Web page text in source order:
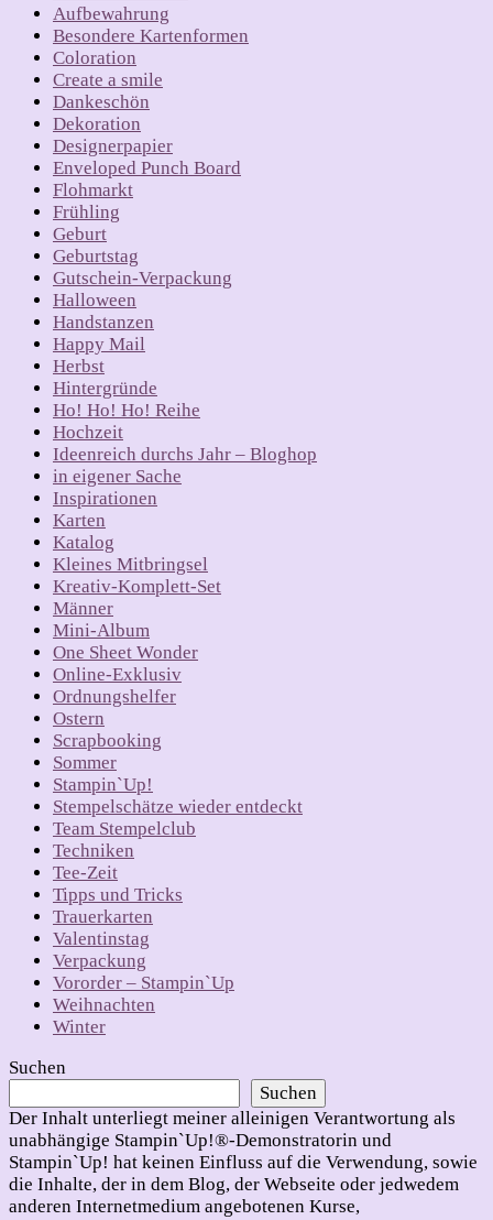
Aufbewahrung
Besondere Kartenformen
Coloration
Create a smile
Dankeschön
Dekoration
Designerpapier
Enveloped Punch Board
Flohmarkt
Frühling
Geburt
Geburtstag
Gutschein-Verpackung
Halloween
Handstanzen
Happy Mail
Herbst
Hintergründe
Ho! Ho! Ho! Reihe
Hochzeit
Ideenreich durchs Jahr – Bloghop
in eigener Sache
Inspirationen
Karten
Katalog
Kleines Mitbringsel
Kreativ-Komplett-Set
Männer
Mini-Album
One Sheet Wonder
Online-Exklusiv
Ordnungshelfer
Ostern
Scrapbooking
Sommer
Stampin`Up!
Stempelschätze wieder entdeckt
Team Stempelclub
Techniken
Tee-Zeit
Tipps und Tricks
Trauerkarten
Valentinstag
Verpackung
Vororder – Stampin`Up
Weihnachten
Winter
Suchen
Suchen
Der Inhalt unterliegt meiner alleinigen Verantwortung als
unabhängige Stampin`Up!®-Demonstratorin und
Stampin`Up! hat keinen Einfluss auf die Verwendung, sowie
die Inhalte, der in dem Blog, der Webseite oder jedwedem
anderen Internetmedium angebotenen Kurse,